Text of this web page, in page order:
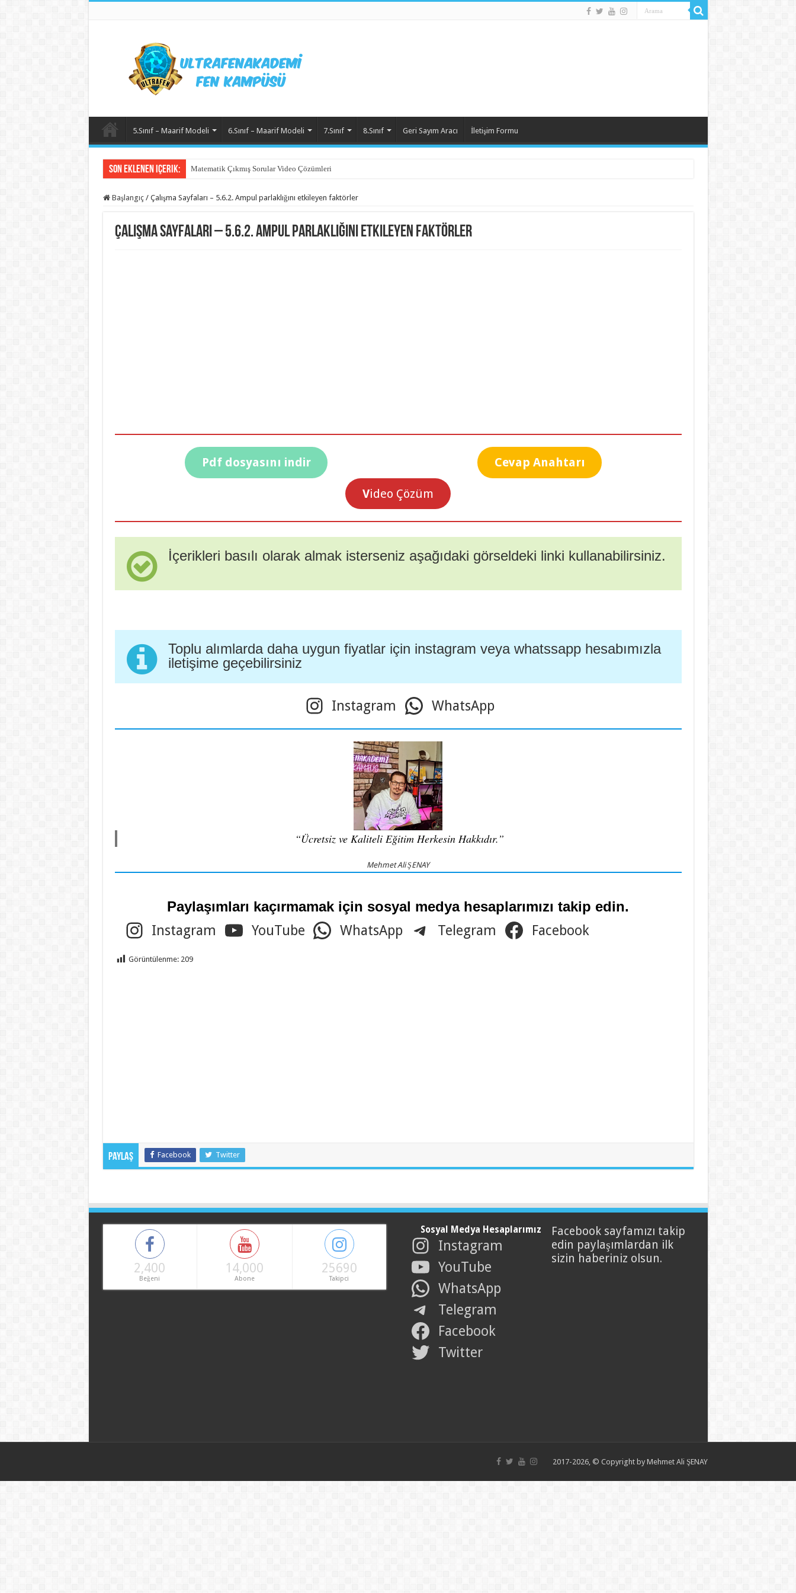
5.Sınıf – Maarif Modeli 6.Sınıf – Maarif Modeli 7.Sınıf 8.Sınıf Geri Sayım Aracı İletişim Formu
Son Eklenen içerik: Matematik Çıkmış Sorular Video Çözümleri
Başlangıç / Çalışma Sayfaları – 5.6.2. Ampul parlaklığını etkileyen faktörler
Çalışma Sayfaları – 5.6.2. Ampul parlaklığını etkileyen faktörler
Pdf dosyasını indir Cevap Anahtarı
Video Çözüm
İçerikleri basılı olarak almak isterseniz aşağıdaki görseldeki linki kullanabilirsiniz.
Toplu alımlarda daha uygun fiyatlar için instagram veya whatssapp hesabımızla
iletişime geçebilirsiniz
Instagram WhatsApp
“Ücretsiz ve Kaliteli Eğitim Herkesin Hakkıdır.”
Mehmet Ali ŞENAY
Paylaşımları kaçırmamak için sosyal medya hesaplarımızı takip edin.
Instagram YouTube WhatsApp Telegram Facebook
Görüntülenme: 209
Paylaş Facebook Twitter
2,400
Beğeni
14,000
Abone
25690
Takipci
Sosyal Medya Hesaplarımız
Instagram
YouTube
WhatsApp
Telegram
Facebook
Twitter
Facebook sayfamızı takip
edin paylaşımlardan ilk
sizin haberiniz olsun.
2017-2026, © Copyright by Mehmet Ali ŞENAY